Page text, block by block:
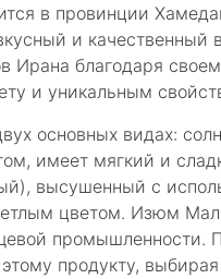
в провинции
и
Ирана благодаря
и уникальным
основных видах:
имеет мягкий и
высушенный с
цветом. Изюм
промышленности.
продукту,